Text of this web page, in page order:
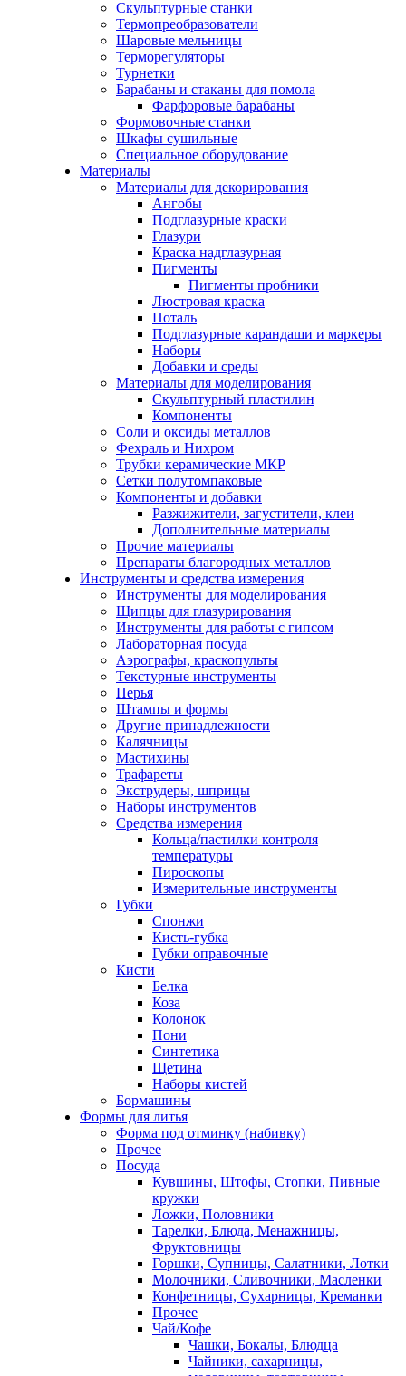
Скульптурные станки
Термопреобразователи
Шаровые мельницы
Терморегуляторы
Турнетки
Барабаны и стаканы для помола
Фарфоровые барабаны
Формовочные станки
Шкафы сушильные
Специальное оборудование
Материалы
Материалы для декорирования
Ангобы
Подглазурные краски
Глазури
Краска надглазурная
Пигменты
Пигменты пробники
Люстровая краска
Поталь
Подглазурные карандаши и маркеры
Наборы
Добавки и среды
Материалы для моделирования
Скульптурный пластилин
Компоненты
Соли и оксиды металлов
Фехраль и Нихром
Трубки керамические МКР
Сетки полутомпаковые
Компоненты и добавки
Разжижители, загустители, клеи
Дополнительные материалы
Прочие материалы
Препараты благородных металлов
Инструменты и средства измерения
Инструменты для моделирования
Щипцы для глазурирования
Инструменты для работы с гипсом
Лабораторная посуда
Аэрографы, краскопульты
Текстурные инструменты
Перья
Штампы и формы
Другие принадлежности
Калячницы
Мастихины
Трафареты
Экструдеры, шприцы
Наборы инструментов
Средства измерения
Кольца/пастилки контроля
температуры
Пироскопы
Измерительные инструменты
Губки
Спонжи
Кисть-губка
Губки оправочные
Кисти
Белка
Коза
Колонок
Пони
Синтетика
Щетина
Наборы кистей
Бормашины
Формы для литья
Форма под отминку (набивку)
Прочее
Посуда
Кувшины, Штофы, Стопки, Пивные
кружки
Ложки, Половники
Тарелки, Блюда, Менажницы,
Фруктовницы
Горшки, Супницы, Салатники, Лотки
Молочники, Сливочники, Масленки
Конфетницы, Сухарницы, Креманки
Прочее
Чай/Кофе
Чашки, Бокалы, Блюдца
Чайники, сахарницы,